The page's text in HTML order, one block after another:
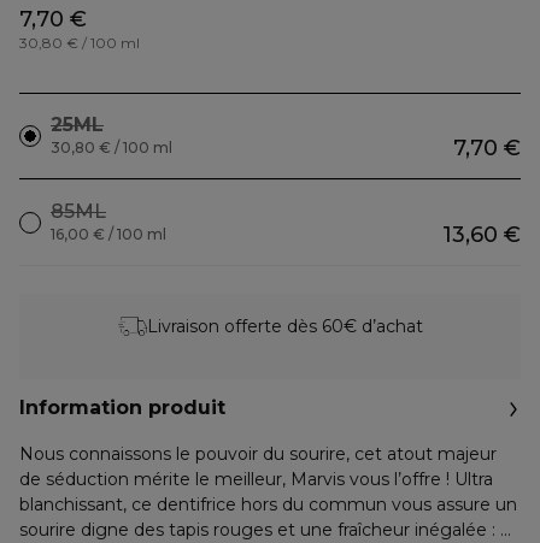
7,70 €
30,80 € / 100 ml
25ML
7,70 €
30,80 € / 100 ml
85ML
13,60 €
16,00 € / 100 ml
Livraison offerte dès 60€ d’achat
Information produit
Nous connaissons le pouvoir du sourire, cet atout majeur
de séduction mérite le meilleur, Marvis vous l’offre ! Ultra
blanchissant, ce dentifrice hors du commun vous assure un
sourire digne des tapis rouges et une fraîcheur inégalée :